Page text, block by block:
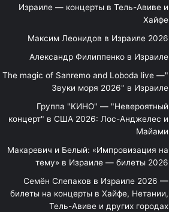
Израиле — концерты в Тель-Авиве и
Хайфе
Максим Леонидов в Израиле 2026
Александр Филиппенко в Израиле
"The magic of Sanremo and Loboda live —
Звуки моря 2026" в Израиле
Группа "КИНО" — "Невероятный
концерт" в США 2026: Лос-Анджелес и
Майами
Макаревич и Белый: «Импровизация на
тему» в Израиле — билеты 2026
Семён Слепаков в Израиле 2026 —
билеты на концерты в Хайфе, Нетании,
Тель-Авиве и других городах